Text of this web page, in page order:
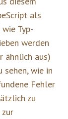
als
Typ-
werden
ähnlich aus)
sehen, wie in
Fehler
zu